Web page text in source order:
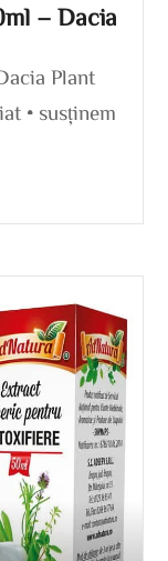
– Dacia
Plant
• susținem